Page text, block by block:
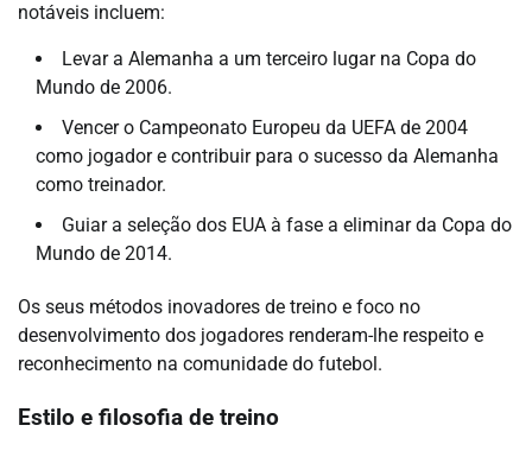
notáveis incluem:
Levar a Alemanha a um terceiro lugar na Copa do
Mundo de 2006.
Vencer o Campeonato Europeu da UEFA de 2004
como jogador e contribuir para o sucesso da Alemanha
como treinador.
Guiar a seleção dos EUA à fase a eliminar da Copa do
Mundo de 2014.
Os seus métodos inovadores de treino e foco no
desenvolvimento dos jogadores renderam-lhe respeito e
reconhecimento na comunidade do futebol.
Estilo e filosofia de treino